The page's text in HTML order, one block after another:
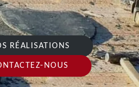
RÉALISATIONS
NOUS